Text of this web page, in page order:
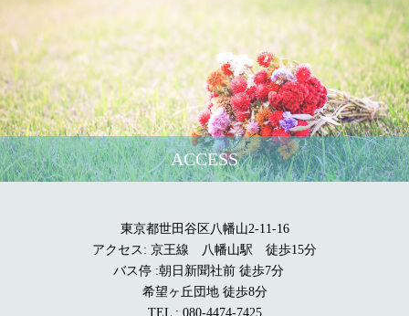
ACCESS
東京都世田谷区八幡山2-11-16
アクセス: 京王線 八幡山駅 徒歩15分
バス停 :朝日新聞社前 徒歩7分
希望ヶ丘団地 徒歩8分
TEL : 080-4474-7425